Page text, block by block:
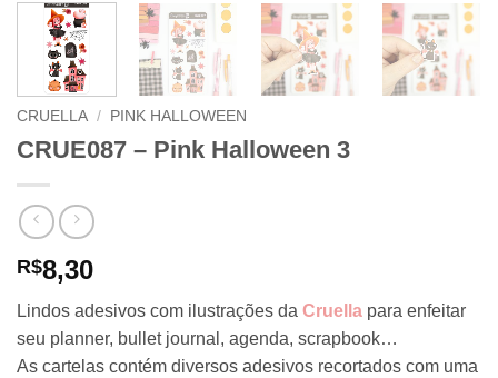
CRUELLA / PINK HALLOWEEN
CRUE087 – Pink Halloween 3
R$8,30
Lindos adesivos com ilustrações da Cruella para enfeitar
seu planner, bullet journal, agenda, scrapbook…
As cartelas contém diversos adesivos recortados com uma